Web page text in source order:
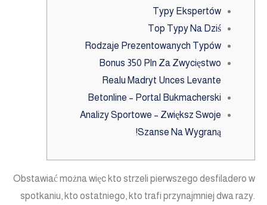
Typy Ekspertów
Top Typy Na Dziś
Rodzaje Prezentowanych Typów
Bonus 350 Pln Za Zwycięstwo
Realu Madryt Unces Levante
Betonline – Portal Bukmacherski
Analizy Sportowe – Zwiększ Swoje
Szanse Na Wygraną!
Obstawiać można więc kto strzeli pierwszego desfiladero w
spotkaniu, kto ostatniego, kto trafi przynajmniej dwa razy.